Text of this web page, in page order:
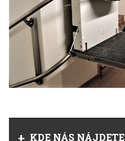
KDE NÁS NÁJDETE